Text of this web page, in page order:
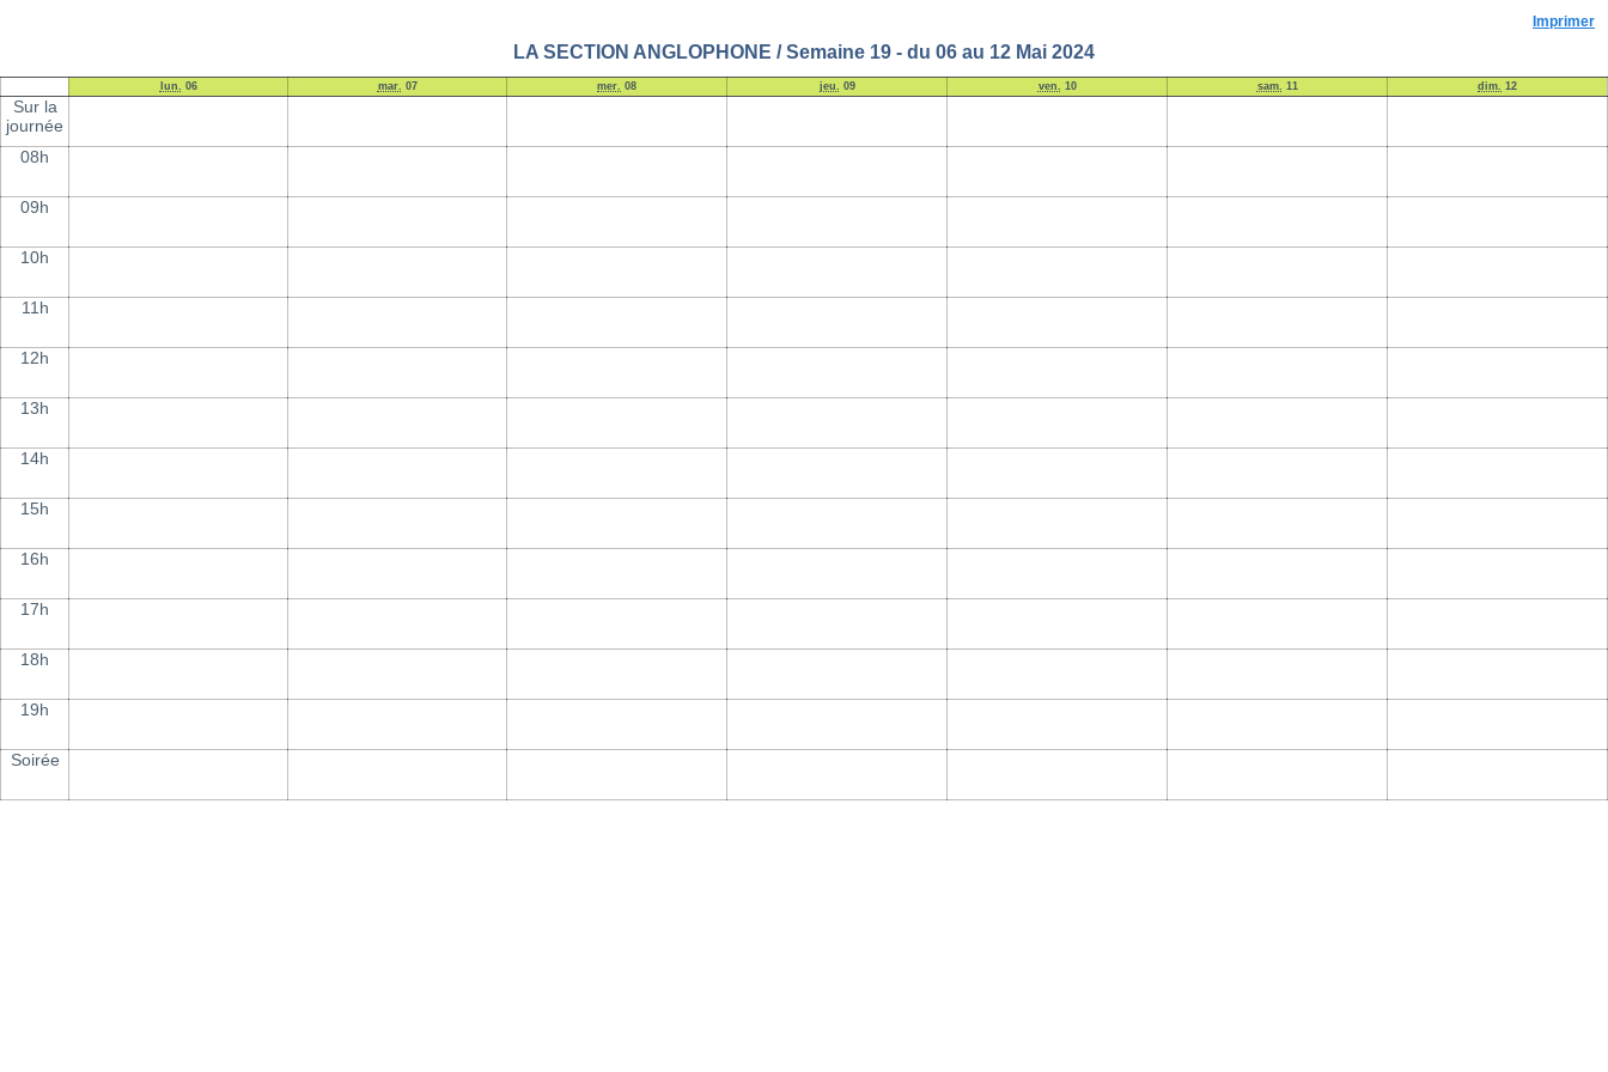
Imprimer
LA SECTION ANGLOPHONE / Semaine 19 - du 06 au 12 Mai 2024
lun. 06 mar. 07 mer. 08 jeu. 09 ven. 10 sam. 11 dim. 12
Sur la
journée
08h
09h
10h
11h
12h
13h
14h
15h
16h
17h
18h
19h
Soirée